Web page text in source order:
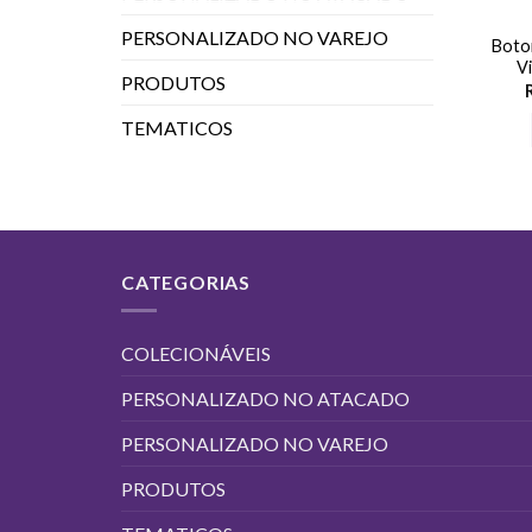
PERSONALIZADO NO VAREJO
PRODUTOS
TEMATICOS
CATEGORIAS
COLECIONÁVEIS
PERSONALIZADO NO ATACADO
PERSONALIZADO NO VAREJO
PRODUTOS